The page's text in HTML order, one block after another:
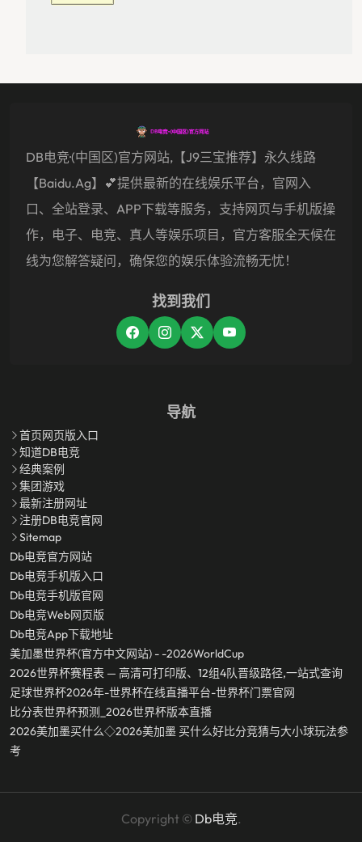
DB电竞·(中国区)官方网站,【j9三宝推荐】永久线路
【baidu.ag】💕提供最新的在线娱乐平台，官网入
口、全站登录、APP下载等服务，支持网页与手机版操
作，电子、电竞、真人等娱乐项目，官方客服全天候在
线为您解答疑问，确保您的娱乐体验流畅无忧！
找到我们
导航
首页网页版入口
知道DB电竞
经典案例
集团游戏
最新注册网址
注册DB电竞官网
Sitemap
Db电竞官方网站
Db电竞手机版入口
Db电竞手机版官网
Db电竞Web网页版
Db电竞app下载地址
美加墨世界杯(官方中文网站) - -2026WorldCup
2026世界杯赛程表 — 高清可打印版、12组4队晋级路径,一站式查询
足球世界杯2026年-世界杯在线直播平台-世界杯门票官网
比分表世界杯预测_2026世界杯版本直播
2026美加墨买什么◇2026美加墨 买什么好比分竞猜与大小球玩法参
考
Copyright © Db电竞.